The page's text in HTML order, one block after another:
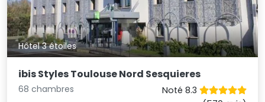
Hôtel 3 étoiles
ibis Styles Toulouse Nord Sesquieres
68 chambres
Noté 8.3